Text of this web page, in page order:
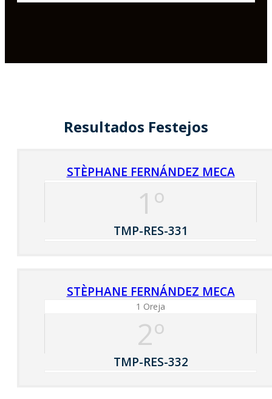
Resultados Festejos
STÈPHANE FERNÁNDEZ MECA
1º
TMP-RES-331
STÈPHANE FERNÁNDEZ MECA
1 Oreja
2º
TMP-RES-332